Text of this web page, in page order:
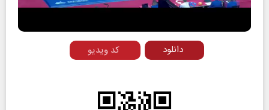
Video
کد ویدیو دانلود